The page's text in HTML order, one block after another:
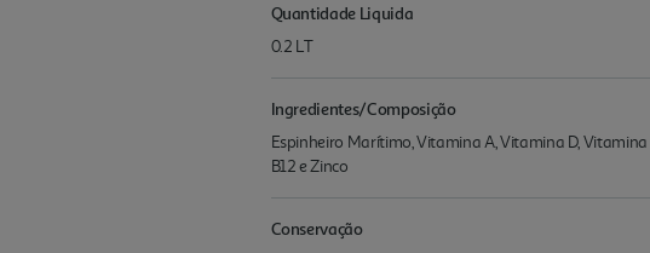
Quantidade Liquida
0.2 LT
Ingredientes/Composição
Espinheiro Marítimo, Vitamina A, Vitamina D,
B12 e Zinco
Conservação